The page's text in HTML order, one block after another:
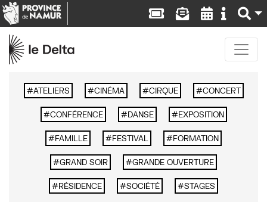
ATELIERS CINÉMA CIRQUE CONCERT
CONFÉRENCE DANSE EXPOSITION
FAMILLE FESTIVAL FORMATION
GRAND SOIR GRANDE OUVERTURE
RÉSIDENCE SOCIÉTÉ STAGES